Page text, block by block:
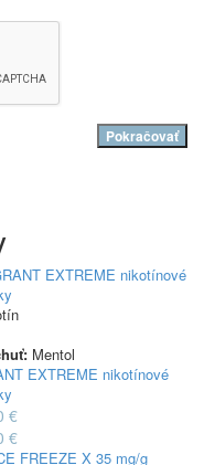
Pokračovať
Mentol
EXTREME nikotínové
€
€